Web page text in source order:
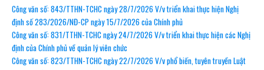
Công văn số: 843/TTHN-TCHC ngày 28/7/2026 V/v triển khai thực hiện Nghị
định số 283/2026/NĐ-CP ngày 15/7/2026 của Chính phủ
Công văn số: 831/TTHN-TCHC ngày 24/7/2026 V/v triển khai thực hiện các Nghị
định của Chính phủ về quản lý viên chức
Công văn số: 823/TTHN-TCHC ngày 22/7/2026 V/v phổ biến, tuyên truyền Luật